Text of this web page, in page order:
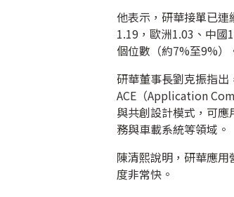
他表示，研華接單已
1.19，歐洲1.03、中國
個位數（約7%至9%）
研華董事長劉克振指
ACE（Application
與共創設計模式，可
務與車載系統等領域。
陳清熙說明，研華應
度非常快。